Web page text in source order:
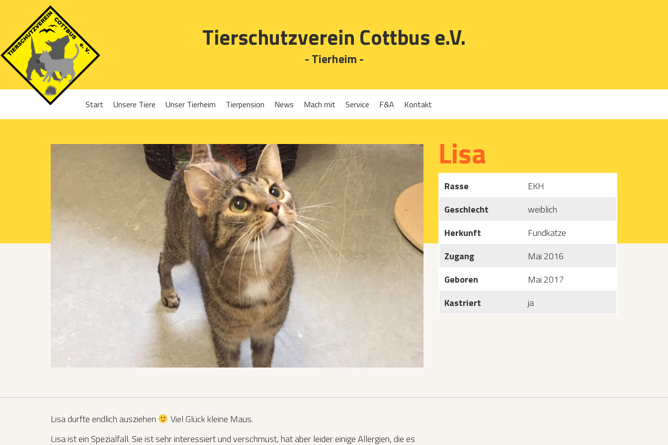
Tierschutzverein Cottbus e.V.
- Tierheim -
Start Unsere Tiere Unser Tierheim
Projekte 2017
Projekte 2018
Projekte 2019
Projekte 2020
Projekte 2021
Projekte 2022
Projekte 2023
Projekte 2024
Organisation
Tierpension News Mach mit
Ehrenamt
Gassigehen
Mitglied werden
Patenschaften
Katzen­futterplätze
Bundesfreiwilligendienst/Praktikum
Service
Tierpension
F&A Kontakt
Lisa
Rasse
EKH
Geschlecht
weiblich
Herkunft
Fundkatze
Zugang
Mai 2016
Geboren
Mai 2017
Kastriert
ja
Lisa durfte endlich ausziehen
Viel Glück kleine Maus.
Lisa ist ein Spezialfall. Sie ist sehr interessiert und verschmust, hat aber leider einige Allergien, die es